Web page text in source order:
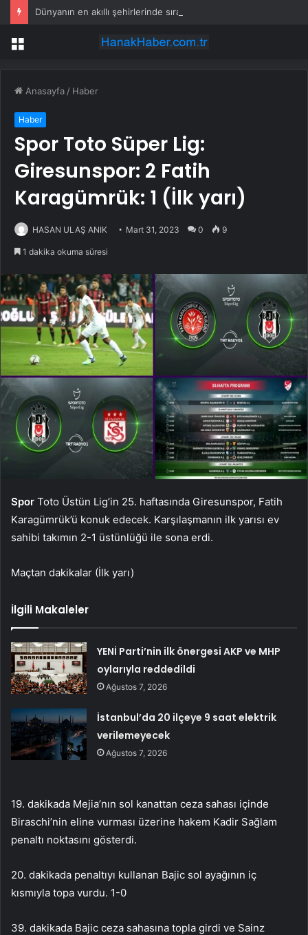
Menü
Anasayfa / Haber
Haber
Spor Toto Süper Lig:
Giresunspor: 2 Fatih
Karagümrük: 1 (İlk yarı)
HASAN ULAŞ ANIK Mart 31, 2023 0 9
1 dakika okuma süresi
Spor Toto Üstün Lig’in 25. haftasında Giresunspor, Fatih
Karagümrük’ü konuk edecek. Karşılaşmanın ilk yarısı ev
sahibi takımın 2-1 üstünlüğü ile sona erdi.
Maçtan dakikalar (İlk yarı)
İlgili Makaleler
YENİ Parti’nin ilk önergesi AKP ve MHP
oylarıyla reddedildi
Ağustos 7, 2026
İstanbul’da 20 ilçeye 9 saat elektrik
verilemeyecek
Ağustos 7, 2026
19. dakikada Mejia’nın sol kanattan ceza sahası içinde
Biraschi’nin eline vurması üzerine hakem Kadir Sağlam
penaltı noktasını gösterdi.
20. dakikada penaltıyı kullanan Bajic sol ayağının iç
kısmıyla topa vurdu. 1-0
39. dakikada Bajic ceza sahasına topla girdi ve Sainz